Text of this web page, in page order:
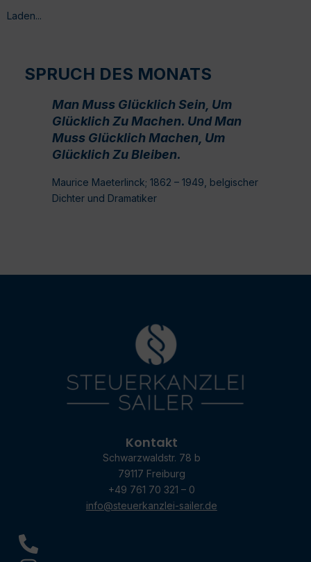
Laden...
SPRUCH DES MONATS
Man Muss Glücklich Sein, Um
Glücklich Zu Machen. Und Man
Muss Glücklich Machen, Um
Glücklich Zu Bleiben.
Maurice Maeterlinck; 1862 – 1949, belgischer
Dichter und Dramatiker
Kontakt
Schwarzwaldstr. 78 b
79117 Freiburg
+49 761 70 321 – 0
info@steuerkanzlei-sailer.de